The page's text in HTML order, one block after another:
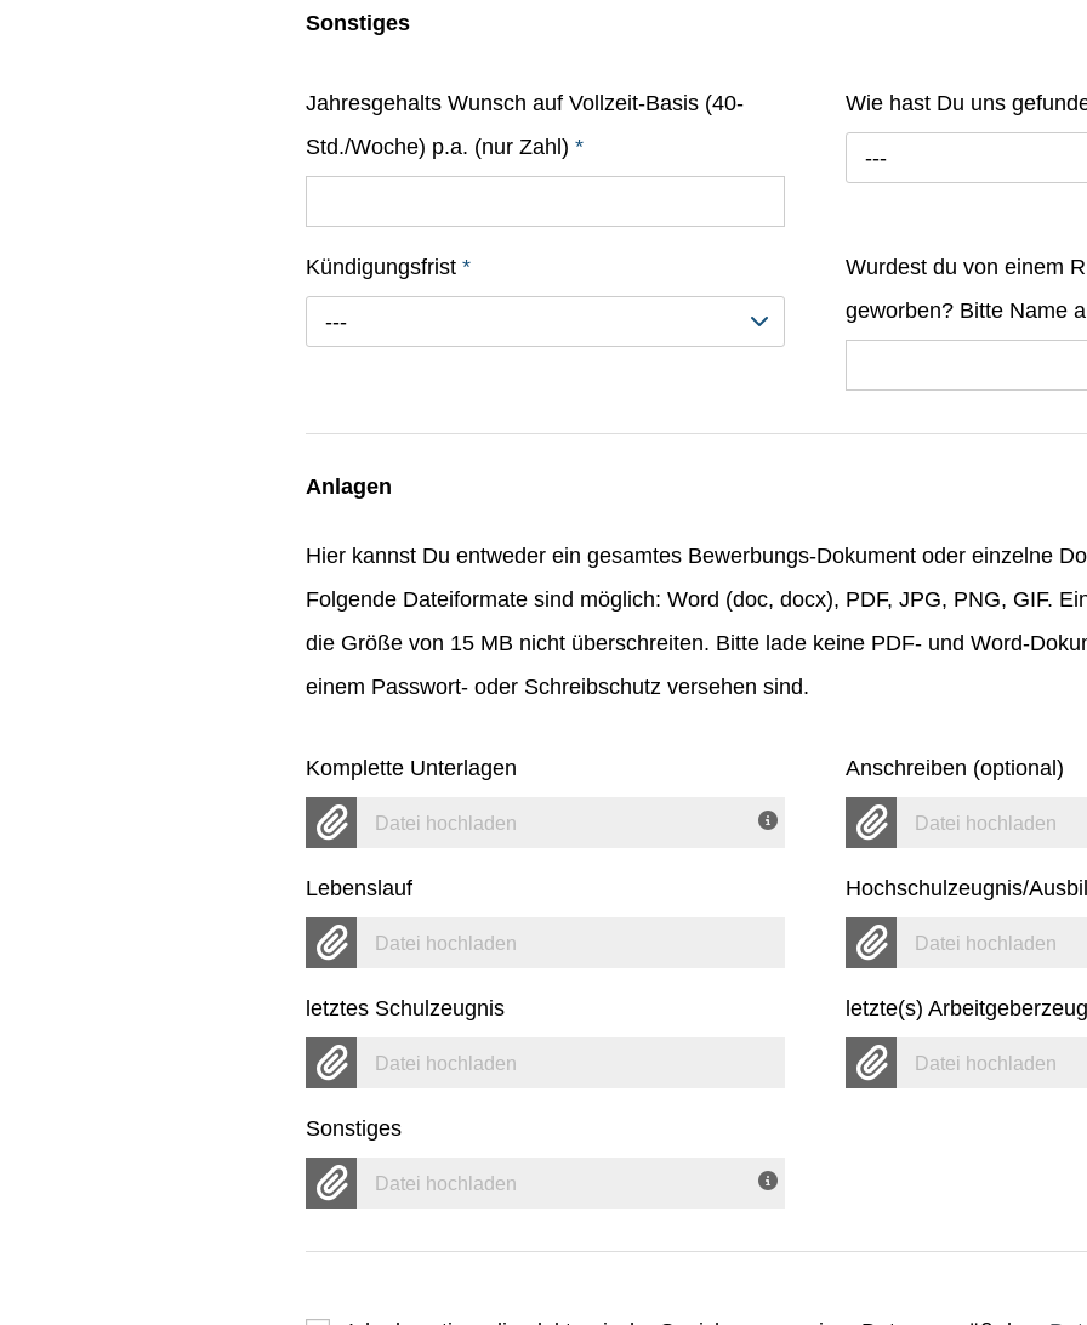
Sonstiges
Jahresgehalts Wunsch auf Vollzeit-Basis (40-
Std./Woche) p.a. (nur Zahl) *
Wie hast Du uns
---
Kündigungsfrist *
---
Wurdest du von einem
geworben? Bitte Name
Anlagen
Hier kannst Du entweder ein gesamtes Bewerbungs-Dokument oder einzelne
Folgende Dateiformate sind möglich: Word (doc, docx), PDF, JPG, PNG, GIF.
die Größe von 15 MB nicht überschreiten. Bitte lade keine PDF- und Word-
einem Passwort- oder Schreibschutz versehen sind.
Komplette Unterlagen
Datei hochladen
Anschreiben (optional)
Datei hochladen
Lebenslauf
Datei hochladen
Hochschulzeugnis/
Datei hochladen
letztes Schulzeugnis
Datei hochladen
letzte(s)
Datei hochladen
Sonstiges
Datei hochladen